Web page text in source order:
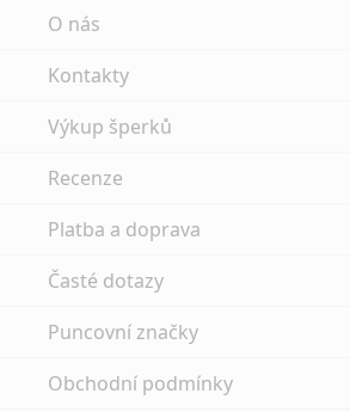
O nás
Kontakty
Výkup šperků
Recenze
Platba a doprava
Časté dotazy
Puncovní značky
Obchodní podmínky